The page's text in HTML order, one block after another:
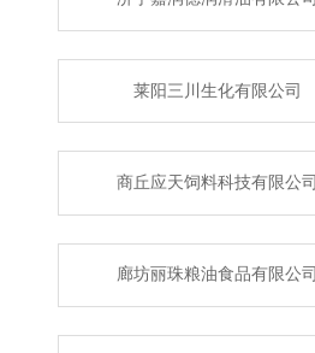
莱阳三川生化有限公司
商丘应天饲料科技有限公司
廊坊丽珠粮油食品有限公司